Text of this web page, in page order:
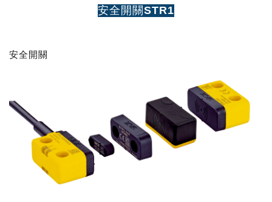
安全開關STR1
安全開關
填寫匯款通知